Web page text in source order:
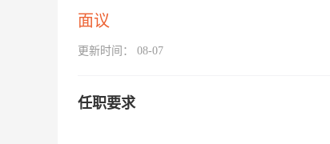
面议
更新时间： 08-07
任职要求